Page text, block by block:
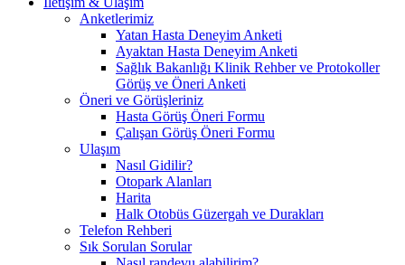
Anketlerimiz
Yatan Hasta Deneyim Anketi
Ayaktan Hasta Deneyim Anketi
Sağlık Bakanlığı Klinik Rehber ve Protokoller
Görüş ve Öneri Anketi
Öneri ve Görüşleriniz
Hasta Görüş Öneri Formu
Çalışan Görüş Öneri Formu
Ulaşım
Nasıl Gidilir?
Otopark Alanları
Harita
Halk Otobüs Güzergah ve Durakları
Telefon Rehberi
Sık Sorulan Sorular